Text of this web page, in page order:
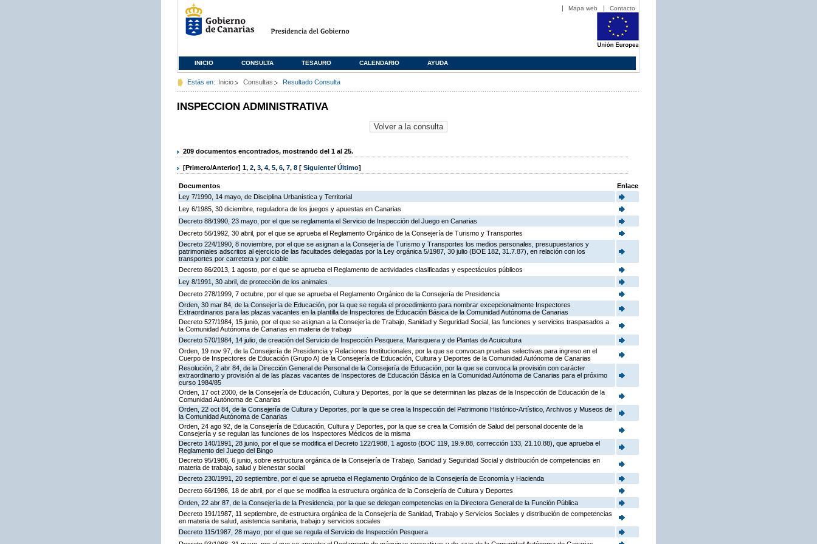
Mapa web Contacto
INICIO CONSULTA TESAURO CALENDARIO AYUDA
Estás en: Inicio Consultas Resultado Consulta
INSPECCION ADMINISTRATIVA
209 documentos encontrados, mostrando del 1 al 25.
[Primero/Anterior] 1, 2, 3, 4, 5, 6, 7, 8 [ Siguiente/ Último]
Documentos
Enlace
Ley 7/1990, 14 mayo, de Disciplina Urbanística y Territorial
Ley 6/1985, 30 diciembre, reguladora de los juegos y apuestas en Canarias
Decreto 88/1990, 23 mayo, por el que se reglamenta el Servicio de Inspección del Juego en Canarias
Decreto 56/1992, 30 abril, por el que se aprueba el Reglamento Orgánico de la Consejería de Turismo y Transportes
Decreto 224/1990, 8 noviembre, por el que se asignan a la Consejería de Turismo y Transportes los medios personales, presupuestarios y
patrimoniales adscritos al ejercicio de las facultades delegadas por la Ley orgánica 5/1987, 30 julio (BOE 182, 31.7.87), en relación con los
transportes por carretera y por cable
Decreto 86/2013, 1 agosto, por el que se aprueba el Reglamento de actividades clasificadas y espectáculos públicos
Ley 8/1991, 30 abril, de protección de los animales
Decreto 278/1999, 7 octubre, por el que se aprueba el Reglamento Orgánico de la Consejería de Presidencia
Orden, 30 mar 84, de la Consejería de Educación, por la que se regula el procedimiento para nombrar excepcionalmente Inspectores
Extraordinarios para las plazas vacantes en la plantilla de Inspectores de Educación Básica de la Comunidad Autónoma de Canarias
Decreto 527/1984, 15 junio, por el que se asignan a la Consejería de Trabajo, Sanidad y Seguridad Social, las funciones y servicios traspasados a
la Comunidad Autónoma de Canarias en materia de trabajo
Decreto 570/1984, 14 julio, de creación del Servicio de Inspección Pesquera, Marisquera y de Plantas de Acuicultura
Orden, 19 nov 97, de la Consejería de Presidencia y Relaciones Institucionales, por la que se convocan pruebas selectivas para ingreso en el
Cuerpo de Inspectores de Educación (Grupo A) de la Consejería de Educación, Cultura y Deportes de la Comunidad Autónoma de Canarias
Resolución, 2 abr 84, de la Dirección General de Personal de la Consejería de Educación, por la que se convoca la provisión con carácter
extraordinario y provisión al de las plazas vacantes de Inspectores de Educación Básica en la Comunidad Autónoma de Canarias para el próximo
curso 1984/85
Orden, 17 oct 2000, de la Consejería de Educación, Cultura y Deportes, por la que se determinan las plazas de la Inspección de Educación de la
Comunidad Autónoma de Canarias
Orden, 22 oct 84, de la Consejería de Cultura y Deportes, por la que se crea la Inspección del Patrimonio Histórico-Artístico, Archivos y Museos de
la Comunidad Autónoma de Canarias
Orden, 24 ago 92, de la Consejería de Educación, Cultura y Deportes, por la que se crea la Comisión de Salud del personal docente de la
Consejería y se regulan las funciones de los Inspectores Médicos de la misma
Decreto 140/1991, 28 junio, por el que se modifica el Decreto 122/1988, 1 agosto (BOC 119, 19.9.88, corrección 133, 21.10.88), que aprueba el
Reglamento del Juego del Bingo
Decreto 95/1986, 6 junio, sobre estructura orgánica de la Consejería de Trabajo, Sanidad y Seguridad Social y distribución de competencias en
materia de trabajo, salud y bienestar social
Decreto 230/1991, 20 septiembre, por el que se aprueba el Reglamento Orgánico de la Consejería de Economía y Hacienda
Decreto 66/1986, 18 de abril, por el que se modifica la estructura orgánica de la Consejería de Cultura y Deportes
Orden, 22 abr 87, de la Consejería de la Presidencia, por la que se delegan competencias en la Directora General de la Función Pública
Decreto 191/1987, 11 septiembre, de estructura orgánica de la Consejería de Sanidad, Trabajo y Servicios Sociales y distribución de competencias
en materia de salud, asistencia sanitaria, trabajo y servicios sociales
Decreto 115/1987, 28 mayo, por el que se regula el Servicio de Inspección Pesquera